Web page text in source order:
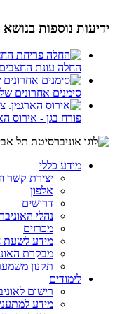
ידיעות נוספות בנושא
החלה עונת החצבים
סימנים אחרונים
פורח בגן - אירוס
מידע כללי
יצירת קשר
אלפון
דרושים
נהלי
מכרזים
מידע לשעת
מבקרת
תקנון
לימודים
רישום
מידע